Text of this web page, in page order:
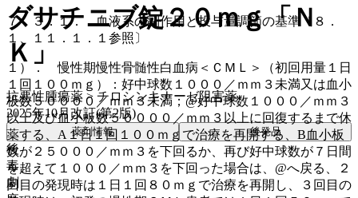
７．３．１． 血液系の副作用と投与量調節の基準〔８．
１、１１．１．１参照〕
１）． 慢性期慢性骨髄性白血病＜ＣＭＬ＞（初回用量１日
１回１００ｍｇ）：好中球数１０００／ｍｍ３未満又は血小
板数５００００／ｍｍ３未満；@好中球数１０００／ｍｍ３
以上及び血小板数５００００／ｍｍ３以上に回復するまで休
薬する、A１日１回１００ｍｇで治療を再開する、B血小板
数が２５０００／ｍｍ３を下回るか、再び好中球数が７日間
を超えて１０００／ｍｍ３を下回った場合は、@へ戻る、２
回目の発現時は１日１回８０ｍｇで治療を再開し、３回目の
ダサチニブ錠２０ｍｇ「Ｎ
Ｋ」
抗悪性腫瘍薬 > チロシンキナーゼ阻害薬
2025年10月改訂(第2版)
薬剤情報 後発品
後
毒
劇